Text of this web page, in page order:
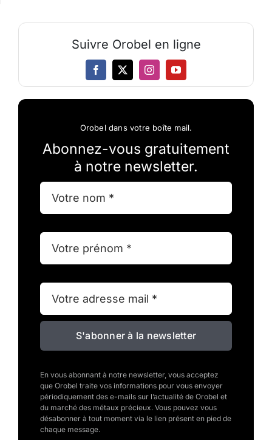
Suivre Orobel en ligne
Orobel dans votre boîte mail.
Abonnez-vous gratuitement
à notre newsletter.
S'abonner à la newsletter
En vous abonnant à notre newsletter, vous acceptez
que Orobel traite vos informations pour vous envoyer
périodiquement des e-mails sur l’actualité de Orobel et
du marché des métaux précieux. Vous pouvez vous
désabonner à tout moment via le lien présent en pied de
chaque message.